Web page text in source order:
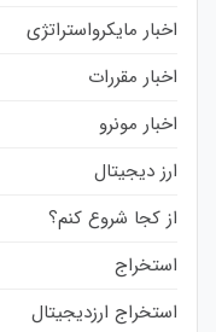
اخبار مایکرواستراتژی
اخبار مقررات
اخبار مونرو
ارز دیجیتال
از کجا شروع کنم؟
استخراج
استخراج ارزدیجیتال